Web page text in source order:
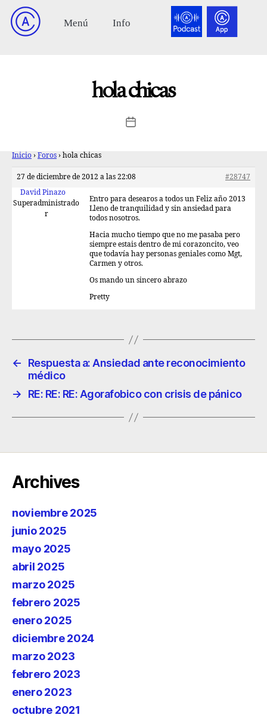
hola chicas
Inicio › Foros › hola chicas
27 de diciembre de 2012 a las 22:08
#28747
David Pinazo
Superadministrado
r
Entro para desearos a todos un Feliz año 2013
Lleno de tranquilidad y sin ansiedad para
todos nosotros.
Hacia mucho tiempo que no me pasaba pero
siempre estais dentro de mi corazoncito, veo
que todavía hay personas geniales como Mgt,
Carmen y otros.
Os mando un sincero abrazo
Pretty
←
Respuesta a: Ansiedad ante reconocimiento
médico
→
RE: RE: RE: Agorafobico con crisis de pánico
Archives
noviembre 2025
junio 2025
mayo 2025
abril 2025
marzo 2025
febrero 2025
enero 2025
diciembre 2024
marzo 2023
febrero 2023
enero 2023
octubre 2021